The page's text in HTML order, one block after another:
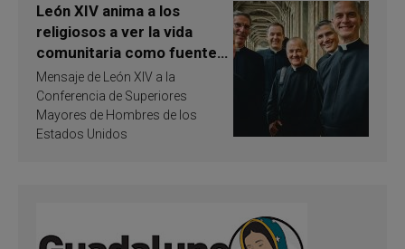
León XIV anima a los
religiosos a ver la vida
comunitaria como fuente
de inspiración y
santificación
Mensaje de León XIV a la
Conferencia de Superiores
Mayores de Hombres de los
Estados Unidos